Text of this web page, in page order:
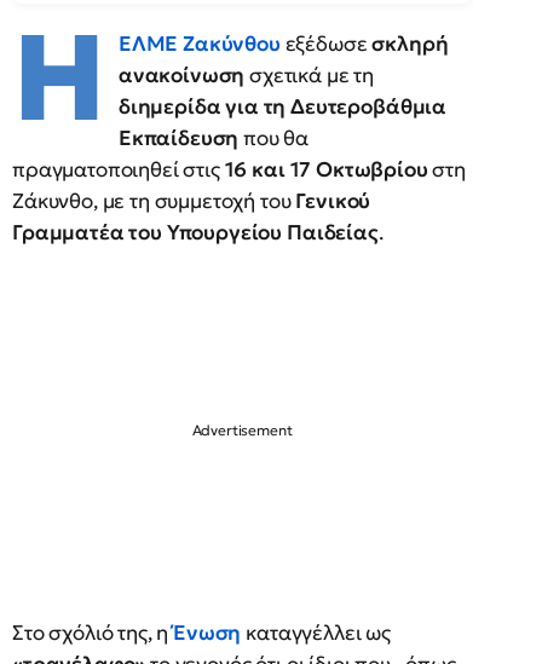
Η ΕΛΜΕ Ζακύνθου εξέδωσεσκληρή
ανακοίνωση σχετικά με τη
διημερίδα για τη Δευτεροβάθμια
Εκπαίδευση που θα
πραγματοποιηθεί στις16 και 17 Οκτωβρίουστη
Ζάκυνθο, με τη συμμετοχή τουΓενικού
Γραμματέα του Υπουργείου Παιδείας.
Στο σχόλιό της, ηΈνωση καταγγέλλει ως